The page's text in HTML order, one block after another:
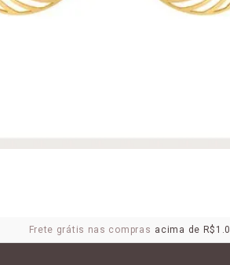
Frete grátis nas compras acima de